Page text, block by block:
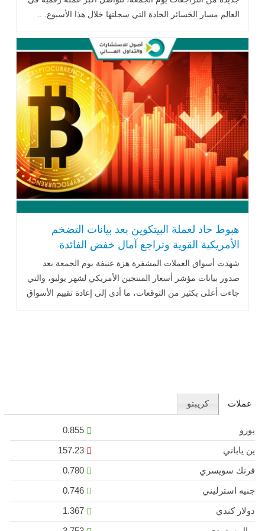
العالم مسار الخسائر الحادة التي سجلتها خلال هذا الأسبوع. ..
هبوط حاد لعملة البيتكوين بعد بيانات التضخم
الأمريكية القوية وتراجع آمال خفض الفائدة
شهدت أسواق العملات المشفرة هزة عنيفة يوم الجمعة بعد
صدور بيانات مؤشر أسعار المنتجين الأمريكي لشهر يوليو، والتي
جاءت أعلى بكثير من التوقعات، ما أدى إلى إعادة تقييم الأسواق
عملات كريبتو
يورو
0.855
ين ياباني
157.23
فرنك سويسري
0.780
جنيه استرليني
0.746
دولار كندي
1.367